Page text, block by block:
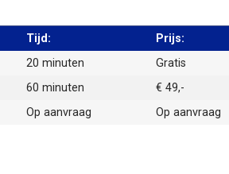
Tijd:
Prijs:
20 minuten
Gratis
60 minuten
€ 49,-
Op aanvraag Op aanvraag